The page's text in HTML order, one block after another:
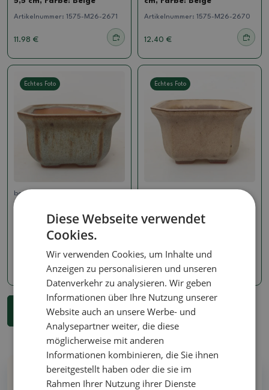
Artikelnummer: 1575-M26-2671
11.98 €
Artikelnummer: 1575-M26-2670
12.40 €
Echtes Foto
bonsai schale - atelier Klika -
Kuřátková
Keramikschale 11 x 11 x 6,5
Echtes Foto
Keramikschale 11,5 x 11,5 x
12.40 €
Mehr anzeigen 18 Produkte
Warum bei uns kaufen?
Diese Webseite verwendet
Cookies.
Wir verwenden Cookies, um Inhalte und
Anzeigen zu personalisieren und unseren
Datenverkehr zu analysieren. Wir geben
Informationen über Ihre Nutzung unserer
Website auch an unsere Werbe- und
Analysepartner weiter, die diese
möglicherweise mit anderen
Informationen kombinieren, die Sie ihnen
bereitgestellt haben oder die sie im
Rahmen Ihrer Nutzung ihrer Dienste